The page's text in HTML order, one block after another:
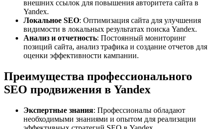
внешних ссылок для повышения авторитета сайта в
Yandex.
Локальное SEO: Оптимизация сайта для улучшения
видимости в локальных результатах поиска Yandex.
Анализ и отчетность: Постоянный мониторинг
позиций сайта, анализ трафика и создание отчетов для
оценки эффективности кампании.
Преимущества профессионального
SEO продвижения в Yandex
Экспертные знания: Профессионалы обладают
необходимыми знаниями и опытом для реализации